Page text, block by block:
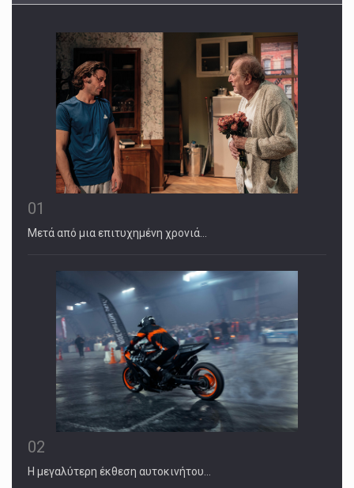
01
Μετά από μια επιτυχημένη χρονιά…
02
Η μεγαλύτερη έκθεση αυτοκινήτου…